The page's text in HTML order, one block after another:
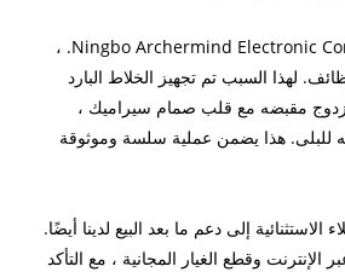
في Ningbo Archermind Electronic Commerce Co. ، Ltd. ،
لهذا السبب تم تجهيز الخلاط البارد
مقبضه مع قلب صمام سيراميك ،
للبلى. هذا يضمن عملية سلسة وموثوقة
الاستثنائية إلى دعم ما بعد البيع لدينا أيضًا.
الإنترنت وقطع الغيار المجانية ، مع التأكد